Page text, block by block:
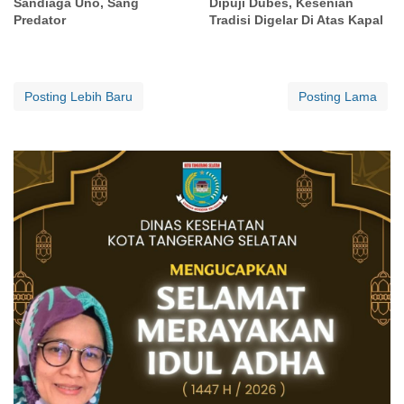
Predator
Tradisi Digelar Di Atas Kapal
Posting Lebih Baru Posting Lama